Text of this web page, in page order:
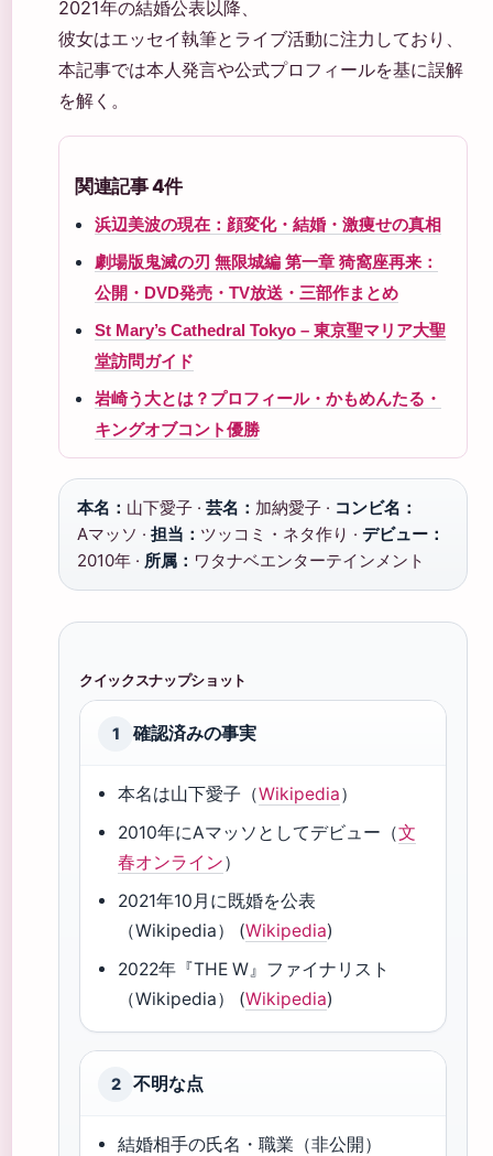
2021年の結婚公表以降、
彼女はエッセイ執筆とライブ活動に注力しており、
本記事では本人発言や公式プロフィールを基に誤解
を解く。
関連記事 4件
浜辺美波の現在：顔変化・結婚・激痩せの真相
劇場版鬼滅の刃 無限城編 第一章 猗窩座再来：
公開・DVD発売・TV放送・三部作まとめ
St Mary’s Cathedral Tokyo – 東京聖マリア大聖
堂訪問ガイド
岩崎う大とは？プロフィール・かもめんたる・
キングオブコント優勝
本名： 山下愛子 · 芸名： 加納愛子 · コンビ名：
Aマッソ · 担当： ツッコミ・ネタ作り · デビュー：
2010年 · 所属： ワタナベエンターテインメント
クイックスナップショット
1 確認済みの事実
本名は山下愛子（Wikipedia）
2010年にAマッソとしてデビュー（文
春オンライン）
2021年10月に既婚を公表
（Wikipedia） (Wikipedia)
2022年『THE W』ファイナリスト
（Wikipedia） (Wikipedia)
2 不明な点
結婚相手の氏名・職業（非公開）